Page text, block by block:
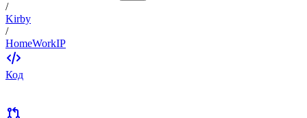
/
Kirby
/
HomeWorkIP
Код